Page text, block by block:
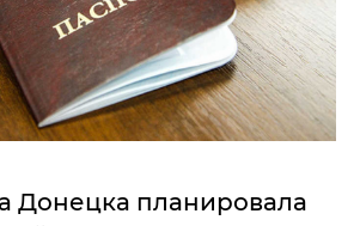
Донецка планировала